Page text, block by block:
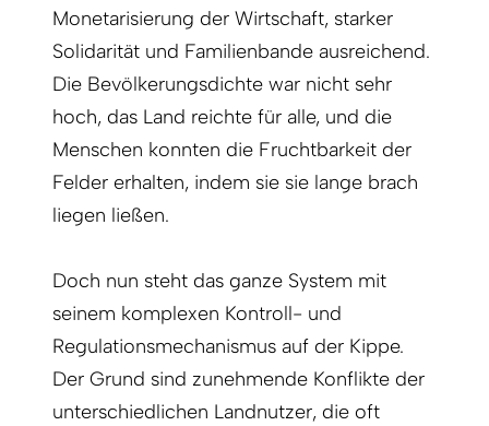
Monetarisierung der Wirtschaft, starker
Solidarität und Familienbande ausreichend.
Die Bevölkerungsdichte war nicht sehr
hoch, das Land reichte für alle, und die
Menschen konnten die Fruchtbarkeit der
Felder erhalten, indem sie sie lange brach
liegen ließen.
Doch nun steht das ganze System mit
seinem komplexen Kontroll- und
Regulationsmechanismus auf der Kippe.
Der Grund sind zunehmende Konflikte der
unterschiedlichen Landnutzer, die oft